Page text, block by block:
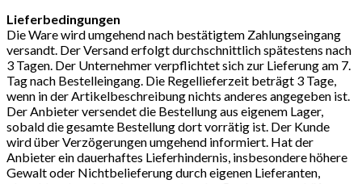
Lieferbedingungen
Die Ware wird umgehend nach bestätigtem Zahlungseingang
versandt. Der Versand erfolgt durchschnittlich spätestens nach
3 Tagen. Der Unternehmer verpflichtet sich zur Lieferung am 7.
Tag nach Bestelleingang. Die Regellieferzeit beträgt 3 Tage,
wenn in der Artikelbeschreibung nichts anderes angegeben ist.
Der Anbieter versendet die Bestellung aus eigenem Lager,
sobald die gesamte Bestellung dort vorrätig ist. Der Kunde
wird über Verzögerungen umgehend informiert. Hat der
Anbieter ein dauerhaftes Lieferhindernis, insbesondere höhere
Gewalt oder Nichtbelieferung durch eigenen Lieferanten,